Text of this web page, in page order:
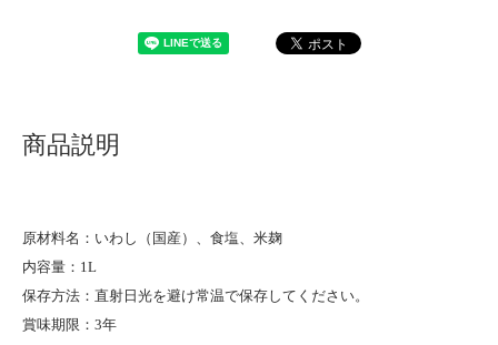
商品説明
原材料名：いわし（国産）、食塩、米麹
内容量：1L
保存方法：直射日光を避け常温で保存してください。
賞味期限：3年